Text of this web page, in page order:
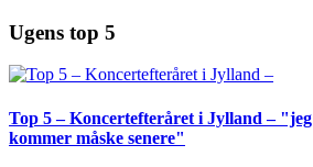
Ugens top 5
Top 5 – Koncertefteråret i Jylland – "jeg
kommer måske senere"